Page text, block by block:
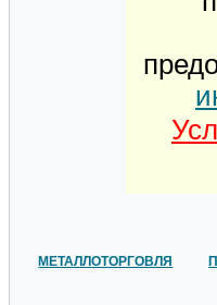
МЕТАЛЛОТОРГОВЛЯ